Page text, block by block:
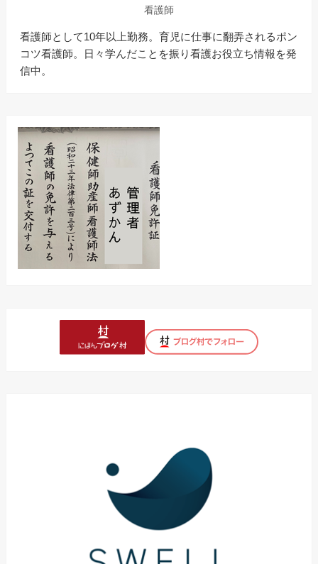
看護師
看護師として10年以上勤務。育児に仕事に翻弄されるポン
コツ看護師。日々学んだことを振り看護お役立ち情報を発
信中。